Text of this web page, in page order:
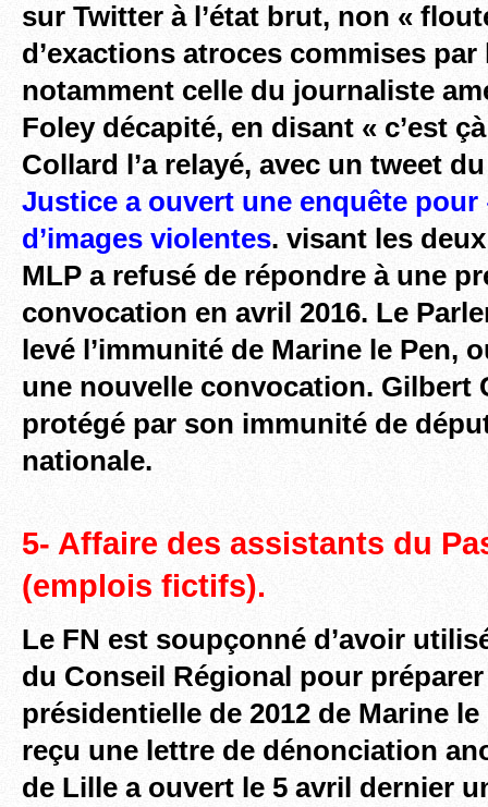
sur Twitter à l’état brut, non «
d’exactions atroces commises par
notamment celle du journaliste
Foley décapité, en disant « c’est
Collard l’a relayé, avec un tweet
Justice a ouvert une enquête
d’images violentes. visant les
MLP a refusé de répondre à une
convocation en avril 2016. Le
levé l’immunité de Marine le Pen,
une nouvelle convocation. Gilbert
protégé par son immunité de
nationale.
5- Affaire des assistants du
(emplois fictifs).
Le FN est soupçonné d’avoir
du Conseil Régional pour
présidentielle de 2012 de Marine
reçu une lettre de dénonciation
de Lille a ouvert le 5 avril dernier